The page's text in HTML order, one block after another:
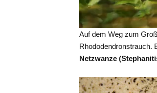
Auf dem Weg zum
Rhododendronstrauch.
Netzwanze